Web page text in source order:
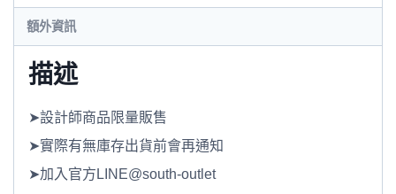
額外資訊
描述
➤設計師商品限量販售
➤實際有無庫存出貨前會再通知
➤加入官方LINE@south-outlet